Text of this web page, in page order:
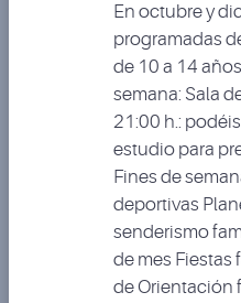
En octubre y
programadas
de 10 a 14
semana: Sala
21:00 h.:
estudio para
Fines de
deportivas
senderismo
de mes Fiestas
de Orientación